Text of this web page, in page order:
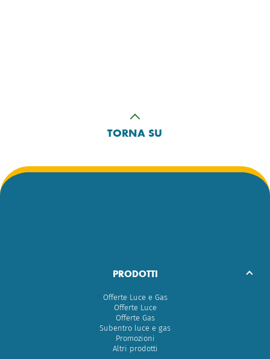
TORNA SU
PRODOTTI
Offerte Luce e Gas
Offerte Luce
Offerte Gas
Subentro luce e gas
Promozioni
Altri prodotti